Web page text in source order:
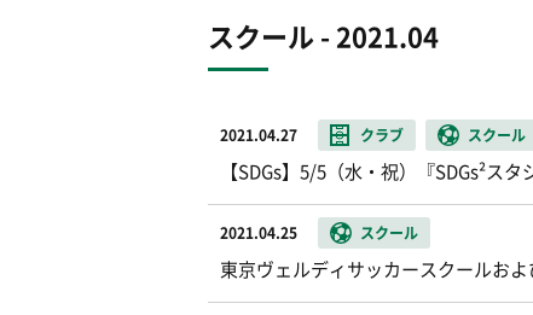
スクール - 2021.04
2021.04.27 クラブ スクール
【SDGs】5/5（水・祝）『SDGs²ス
2021.04.25 スクール
東京ヴェルディサッカースクールお